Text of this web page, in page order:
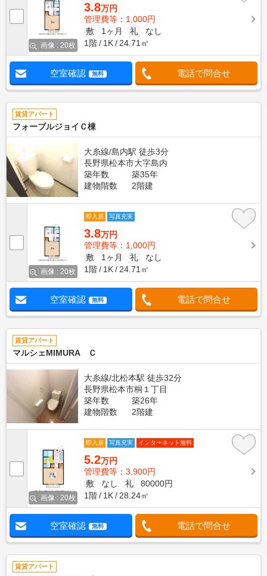
画像 : 20枚
3.8万円
管理費等：1,000円
敷
1ヶ月 礼
なし
1階
1K 24.71㎡
空室確認 無料 電話で問合せ
賃貸アパート
フォーブルジョイＣ棟
大糸線/島内駅 徒歩3分
長野県松本市大字島内
築年数
築35年
建物階数
2階建
画像 : 20枚
即入居 写真充実
3.8万円
管理費等：1,000円
敷
1ヶ月 礼
なし
1階
1K 24.71㎡
空室確認 無料 電話で問合せ
賃貸アパート
マルシェMIMURA Ｃ
大糸線/北松本駅 徒歩32分
長野県松本市桐１丁目
築年数
築26年
建物階数
2階建
画像 : 20枚
即入居 写真充実 インターネット無料
5.2万円
管理費等：3,900円
敷
なし 礼
80000円
1階
1K 28.24㎡
空室確認 無料 電話で問合せ
賃貸アパート